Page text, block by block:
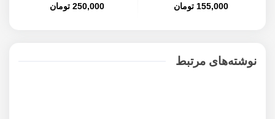
155,000 تومان 250,000 تومان
نوشته‌های مرتبط